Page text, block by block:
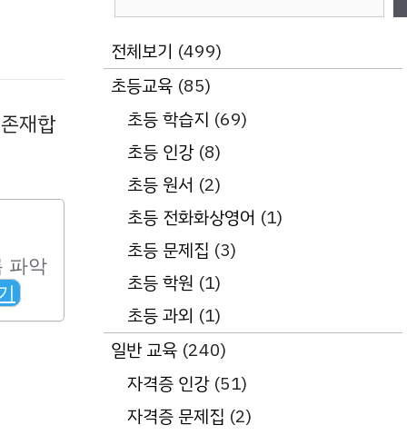
재합
전체보기 (499)
초등교육 (85)
초등 학습지 (69)
초등 인강(8)
초등 원서 (2)
초등 전화화상영어 (1)
초등 문제집 (3)
초등 학원 (1)
초등 과외 (1)
일반 교육 (240)
자격증 인강(51)
자격증 문제집 (2)